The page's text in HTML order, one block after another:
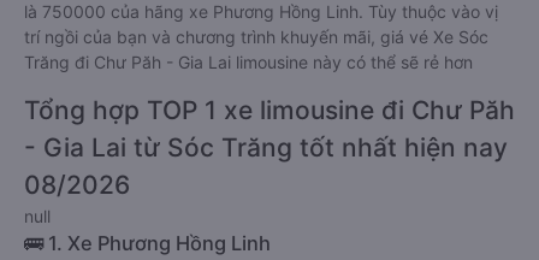
là 750000 của hãng xe Phương Hồng Linh. Tùy thuộc vào vị
trí ngồi của bạn và chương trình khuyến mãi, giá vé Xe Sóc
Trăng đi Chư Păh - Gia Lai limousine này có thể sẽ rẻ hơn
Tổng hợp TOP 1 xe limousine đi Chư Păh
- Gia Lai từ Sóc Trăng tốt nhất hiện nay
08/2026
null
🚌 1. Xe Phương Hồng Linh